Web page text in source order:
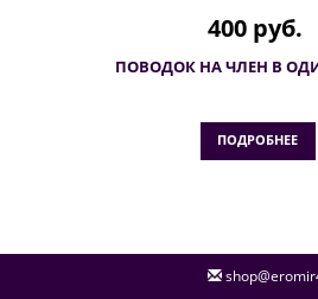
400 руб.
ПОВОДОК НА ЧЛЕН В
ПОДРОБНЕЕ